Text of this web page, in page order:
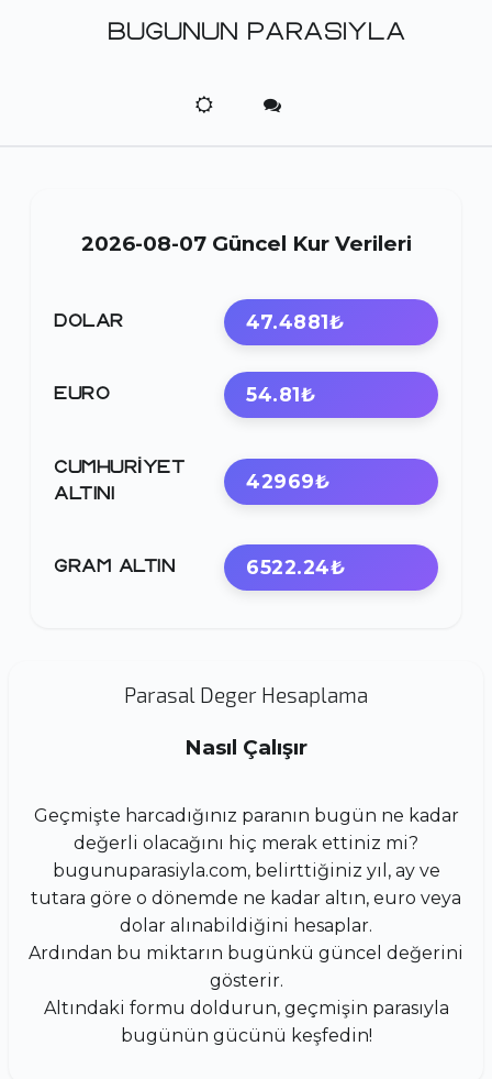
BUGUNUN PARASIYLA
2026-08-07 Güncel Kur Verileri
DOLAR 47.4881₺
EURO 54.81₺
CUMHURIYET
ALTINI
42969₺
GRAM ALTIN 6522.24₺
Parasal Deger Hesaplama
Nasıl Çalışır
Geçmişte harcadığınız paranın bugün ne kadar
değerli olacağını hiç merak ettiniz mi?
bugunuparasiyla.com, belirttiğiniz yıl, ay ve
tutara göre o dönemde ne kadar altın, euro veya
dolar alınabildiğini hesaplar.
Ardından bu miktarın bugünkü güncel değerini
gösterir.
Altındaki formu doldurun, geçmişin parasıyla
bugünün gücünü keşfedin!